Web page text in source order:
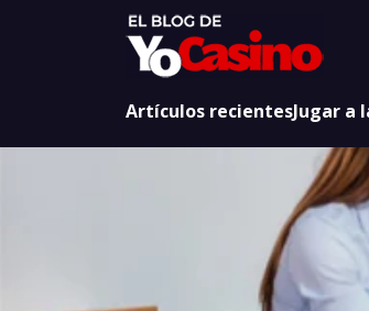
Artículos recientesJugar a